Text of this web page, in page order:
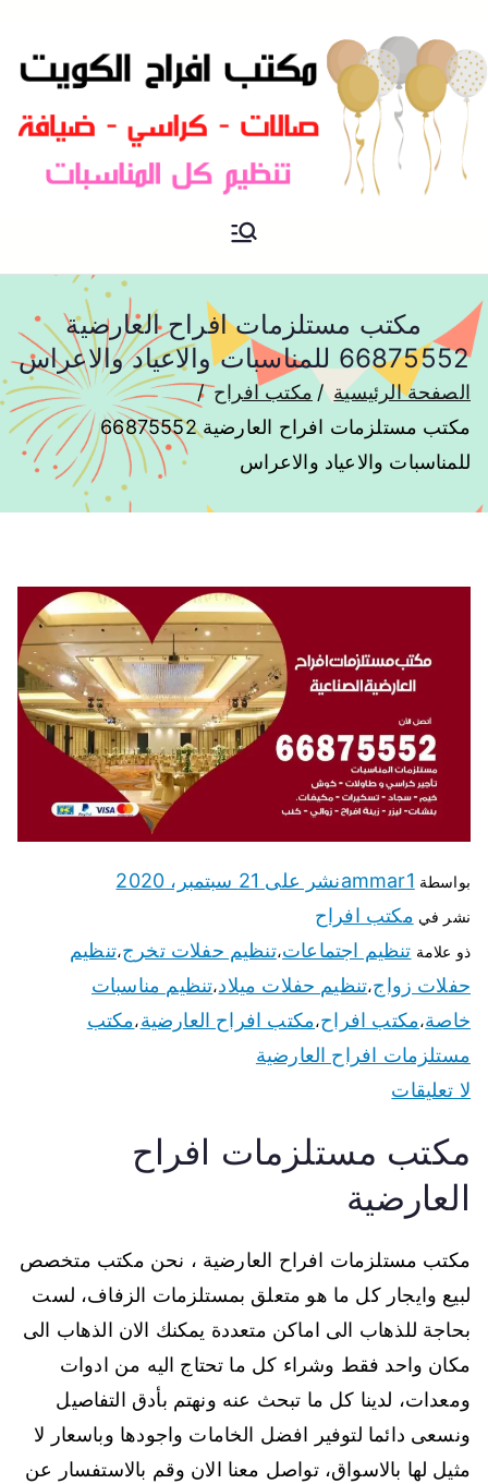
مكتب افراح و مناسبات و زواج و
مكتب مستلزمات افراح العارضية
66875552 للمناسبات والاعياد والاعراس
الصفحة الرئيسية
مكتب افراح
مكتب مستلزمات افراح العارضية 66875552
للمناسبات والاعياد والاعراس
بواسطة ammar1نشر على 21 سبتمبر، 2020
نشر في مكتب افراح
ذو علامة تنظيم اجتماعات،تنظيم حفلات تخرج،تنظيم
حفلات زواج،تنظيم حفلات ميلاد،تنظيم مناسبات
خاصة،مكتب افراح،مكتب افراح العارضية،مكتب
مستلزمات افراح العارضية
لا تعليقات
مكتب مستلزمات افراح
العارضية
مكتب مستلزمات افراح العارضية ، نحن مكتب متخصص
لبيع وايجار كل ما هو متعلق بمستلزمات الزفاف، لست
بحاجة للذهاب الى اماكن متعددة يمكنك الان الذهاب الى
مكان واحد فقط وشراء كل ما تحتاج اليه من ادوات
ومعدات، لدينا كل ما تبحث عنه ونهتم بأدق التفاصيل
ونسعى دائما لتوفير افضل الخامات واجودها وباسعار لا
مثيل لها بالاسواق، تواصل معنا الان وقم بالاستفسار عن